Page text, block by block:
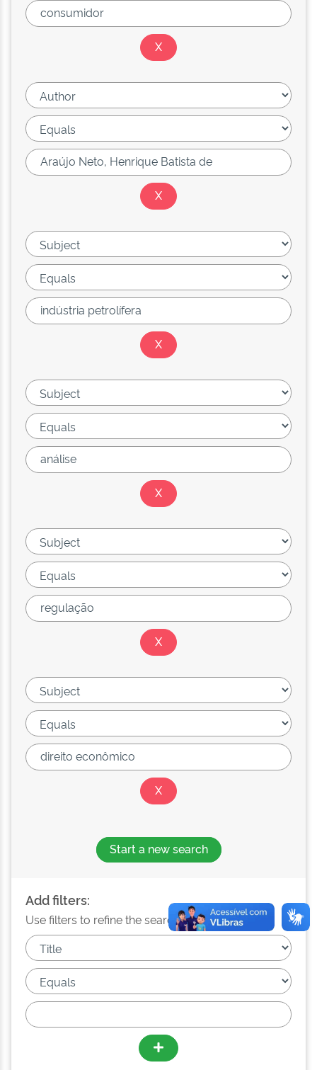
Start a new search
Add filters:
Use filters to refine the search results.